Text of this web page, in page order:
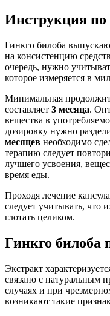
Инструкция
Гинкго билоба
на консистенцию
очередь, нужно
которое измеряется в
Минимальная
составляет 3 месяца.
вещества в
дозировку нужно
месяцев необходимо
терапию следует
лучшего усвоения,
время еды.
Проходя лечение
следует учитывать, что
глотать целиком.
Гинкго билоба
Экстракт
связано с натуральным
случаях и при
возникают такие